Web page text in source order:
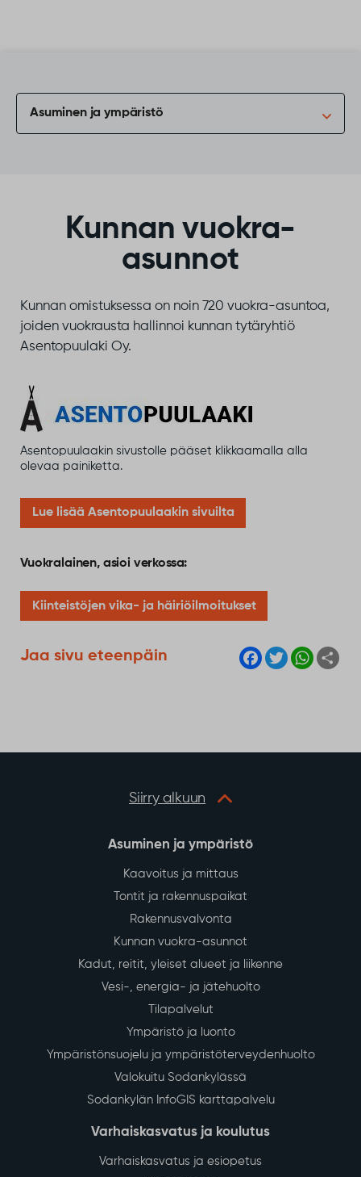
Asuminen ja ympäristö
Kunnan vuokra-
asunnot
Kunnan omistuksessa on noin 720 vuokra-asuntoa,
joiden vuokrausta hallinnoi kunnan tytäryhtiö
Asentopuulaki Oy.
Asentopuulaakin sivustolle pääset klikkaamalla alla
olevaa painiketta.
Lue lisää Asentopuulaakin sivuilta
Vuokralainen, asioi verkossa:
Kiinteistöjen vika- ja häiriöilmoitukset
Jaa sivu eteenpäin
F
a
T
w
W
h
Siirry alkuun
Asuminen ja ympäristö
Kaavoitus ja mittaus
Tontit ja rakennuspaikat
Rakennusvalvonta
Kunnan vuokra-asunnot
Kadut, reitit, yleiset alueet ja liikenne
Vesi-, energia- ja jätehuolto
Tilapalvelut
Ympäristö ja luonto
Ympäristönsuojelu ja ympäristöterveydenhuolto
Valokuitu Sodankylässä
Sodankylän InfoGIS karttapalvelu
Varhaiskasvatus ja koulutus
Varhaiskasvatus ja esiopetus